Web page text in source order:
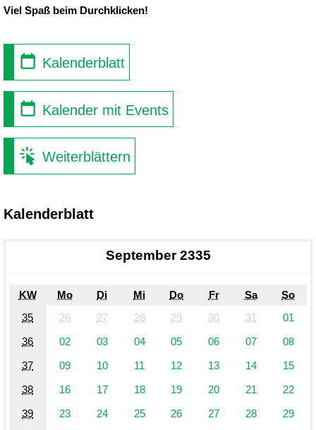
Viel Spaß beim Durchklicken!
Kalenderblatt
Kalender mit Events
Weiterblättern
Kalenderblatt
September 2335
KW Mo Di Mi Do Fr Sa
So
35
26 27 28 29 30 31
01
36
02 03 04 05 06 07
08
37
09 10 11 12 13 14
15
38
16 17 18 19 20 21
22
39
23 24 25 26 27 28
29